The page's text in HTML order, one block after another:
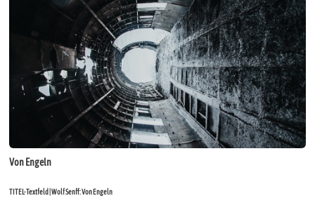
Von Engeln
TITEL-Textfeld | Wolf Senff: Von Engeln